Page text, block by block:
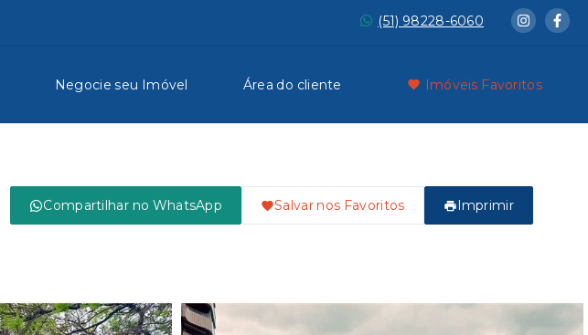
(51) 98228-6060
Negocie seu Imóvel Área do cliente Imóveis Favoritos
Compartilhar no WhatsApp Salvar nos Favoritos Imprimir